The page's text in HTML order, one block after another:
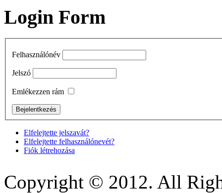
Login Form
Felhasználónév
Jelszó
Emlékezzen rám
Elfelejtette jelszavát?
Elfelejtette felhasználónevét?
Fiók létrehozása
Copyright © 2012. All